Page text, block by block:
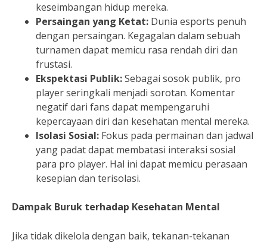
keseimbangan hidup mereka.
Persaingan yang Ketat: Dunia esports penuh
dengan persaingan. Kegagalan dalam sebuah
turnamen dapat memicu rasa rendah diri dan
frustasi.
Ekspektasi Publik:Sebagai sosok publik, pro
player seringkali menjadi sorotan. Komentar
negatif dari fans dapat mempengaruhi
kepercayaan diri dan kesehatan mental mereka.
Isolasi Sosial: Fokus pada permainan dan jadwal
yang padat dapat membatasi interaksi sosial
para pro player. Hal ini dapat memicu perasaan
kesepian dan terisolasi.
Dampak Buruk terhadap Kesehatan Mental
Jika tidak dikelola dengan baik, tekanan-tekanan